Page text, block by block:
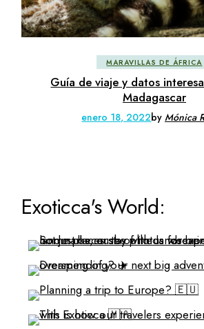
MARAVILLAS DE ÁFRICA
Guía de viaje y datos
Madagascar
enero 18, 2022byMónica
Exoticca's World: